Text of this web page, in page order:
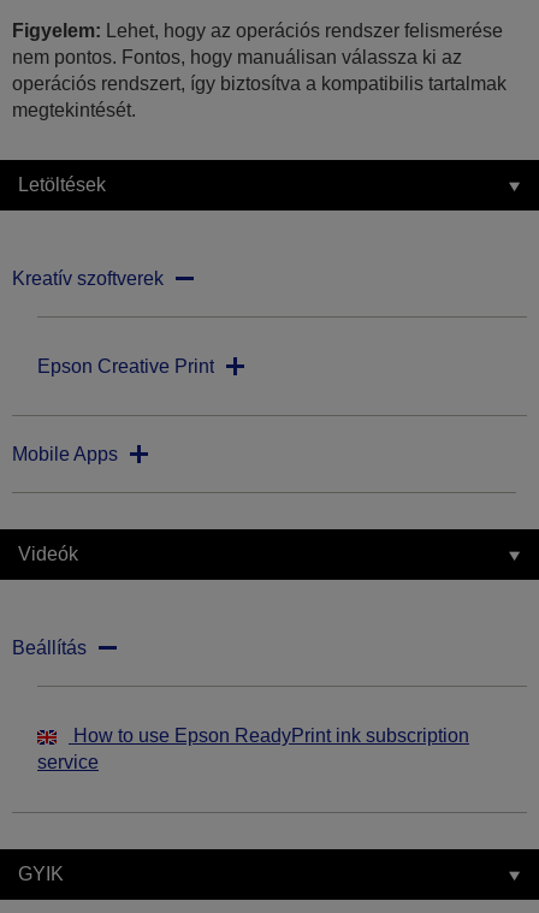
Figyelem: Lehet, hogy az operációs rendszer felismerése
nem pontos. Fontos, hogy manuálisan válassza ki az
operációs rendszert, így biztosítva a kompatibilis tartalmak
megtekintését.
Letöltések
Kreatív szoftverek
Epson Creative Print
Mobile Apps
Videók
Beállítás
How to use Epson ReadyPrint ink subscription
service
GYIK